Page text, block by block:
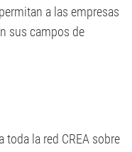
a las empresas
sus campos de
la red CREA sobre